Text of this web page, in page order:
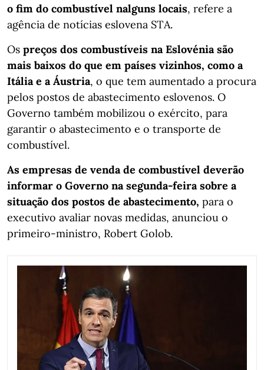
o fim do combustível nalguns locais, refere a
agência de notícias eslovena STA.
Os preços dos combustíveis na Eslovénia são
mais baixos do que em países vizinhos, como a
Itália e a Áustria, o que tem aumentado a procura
pelos postos de abastecimento eslovenos. O
Governo também mobilizou o exército, para
garantir o abastecimento e o transporte de
combustível.
As empresas de venda de combustível deverão
informar o Governo na segunda-feira sobre a
situação dos postos de abastecimento, para o
executivo avaliar novas medidas, anunciou o
primeiro-ministro, Robert Golob.